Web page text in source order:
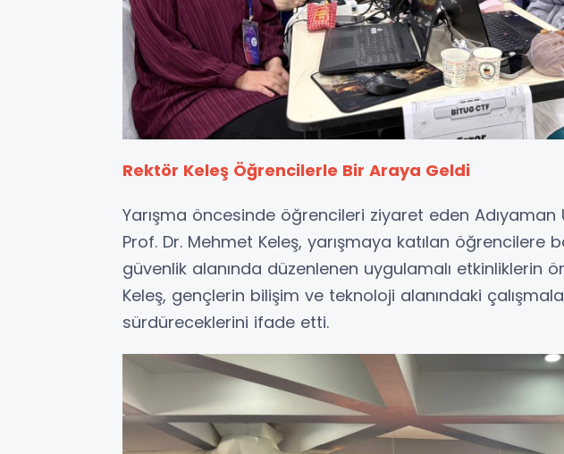
Rektör Keleş Öğrencilerle Bir Araya Geldi
Yarışma öncesinde öğrencileri ziyaret eden Adıyaman
Prof. Dr. Mehmet Keleş, yarışmaya katılan öğrencilere
güvenlik alanında düzenlenen uygulamalı etkinliklerin
Keleş, gençlerin bilişim ve teknoloji alanındaki
sürdüreceklerini ifade etti.